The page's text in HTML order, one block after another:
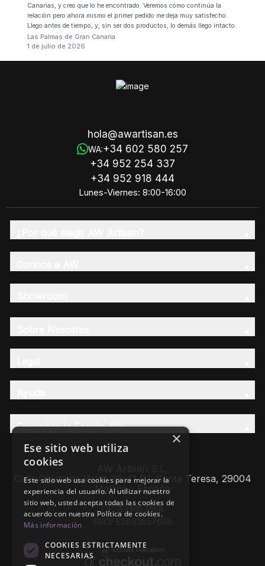
Canarias, y creo que lo he encontrado. Veremos cómo continúa la
relación pero ahora mismo el primer pedido me deja muy satisfecho.
Llego antes de tiempo, y, sin ser dos productos, lo demás llego intacto.
Las Palmas de Gran Canaria
1 de julio de 2026
hola@awartisan.es
WA:+34 602 580 257
+34 952 254 337
+34 952 918 444
Lunes-Viernes: 8:00-16:00
Descubre la Familia AW
Calle Caleta de Velez 39-41 P.I. Santa Teresa, 29004
Málaga - España
CIF: B93657658
×
Ese sitio web utiliza
cookies
Este sitio web usa cookies para mejorar la
experiencia del usuario. Al utilizar nuestro
sitio web, usted acepta todas las cookies de
acuerdo con nuestra Política de cookies.
Más información
COOKIES ESTRICTAMENTE
NECESARIAS